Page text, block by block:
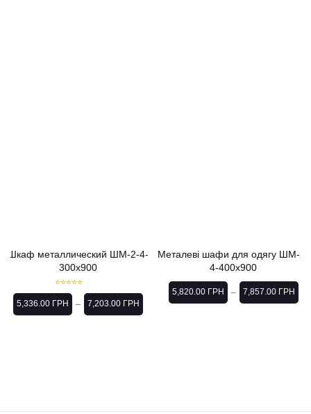
Шкаф металлический ШМ-2-4-
300х900
Rated
4.86
out of 5
5,336.00 ГРН – 7,203.00 ГРН
Металеві шафи для одягу ШМ-2-
4-400х900
5,820.00 ГРН – 7,857.00 ГРН